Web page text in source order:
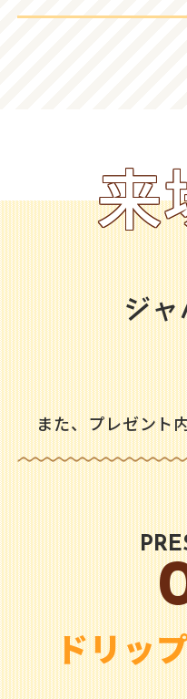
来
ジャ
また、プレゼント
ドリッ